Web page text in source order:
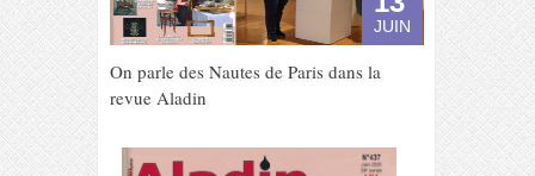
JUIN
On parle des Nautes de Paris dans la
revue Aladin